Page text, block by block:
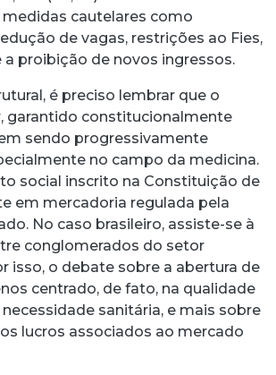
cautelares como
de vagas, restrições ao Fies,
a proibição de novos ingressos.
é preciso lembrar que o
garantido constitucionalmente
sendo progressivamente
no campo da medicina.
social inscrito na Constituição de
em mercadoria regulada pela
No caso brasileiro, assiste-se à
conglomerados do setor
isso, o debate sobre a abertura de
centrado, de fato, na qualidade
sanitária, e mais sobre
lucros associados ao mercado